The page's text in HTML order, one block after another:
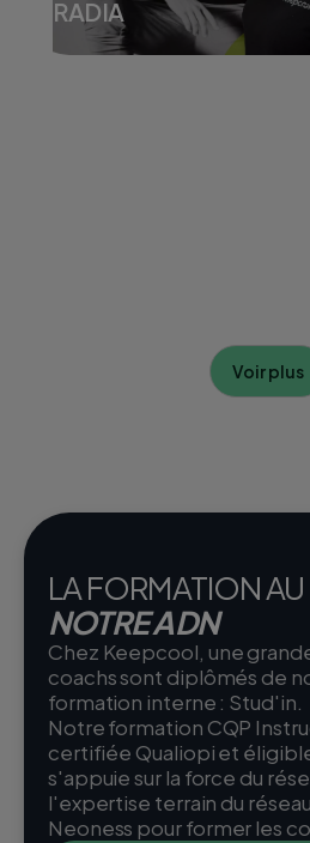
RADIA
Voir plus
LA FORMATION
NOTRE ADN
Chez Keepcool, une
coachs sont diplômés de
formation interne : Stud'in.
Notre formation CQP
certifiée Qualiopi et
s'appuie sur la force du
l'expertise terrain du
Neoness pour former les